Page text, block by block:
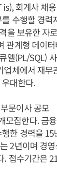
회계사 채용
수행할 경력
을 보유한 자
관계형 데이
엘(PL/SQL)
업체에서 재무
대한다.
문이사 공모
모집한다. 금
한 경력을
2년이며 경
. 접수기간은